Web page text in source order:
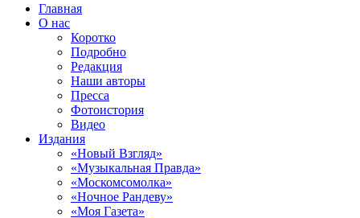
Главная
О нас
Коротко
Подробно
Редакция
Наши авторы
Пресса
Фотоистория
Видео
Издания
«Новый Взгляд»
«Музыкальная Правда»
«Москомсомолка»
«Ночное Рандеву»
«Моя Газета»